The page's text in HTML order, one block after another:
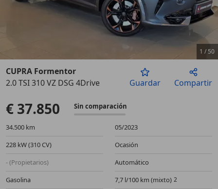
Anterior
1 /50
CUPRA Formentor
2.0 TSI 310 VZ DSG 4Drive
Guardar Compartir
€ 37.850 Sin comparación
34.500 km
05/2023
228 kW (310 CV)
Ocasión
- (Propietarios)
Automático
Gasolina
7,7 l/100 km (mixto)